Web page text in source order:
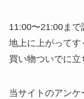
11:00〜21:00ま
地上に上がって
買い物ついでに立
当サイトのアン